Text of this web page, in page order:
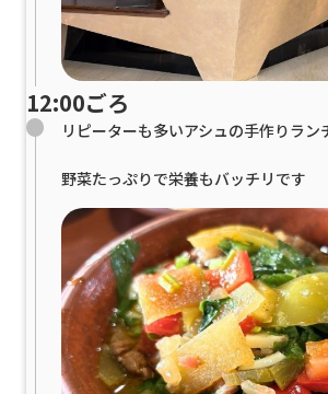
12:00ごろ
リピーターも多いアシュの手作りラン
野菜たっぷりで栄養もバッチリです